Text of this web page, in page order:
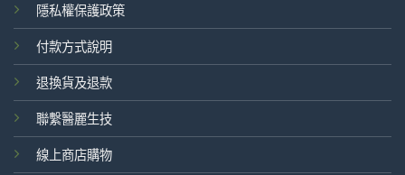
隱私權保護政策
付款方式說明
退換貨及退款
聯繫醫麗生技
線上商店購物